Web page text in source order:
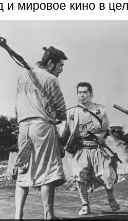
и мировое кино в